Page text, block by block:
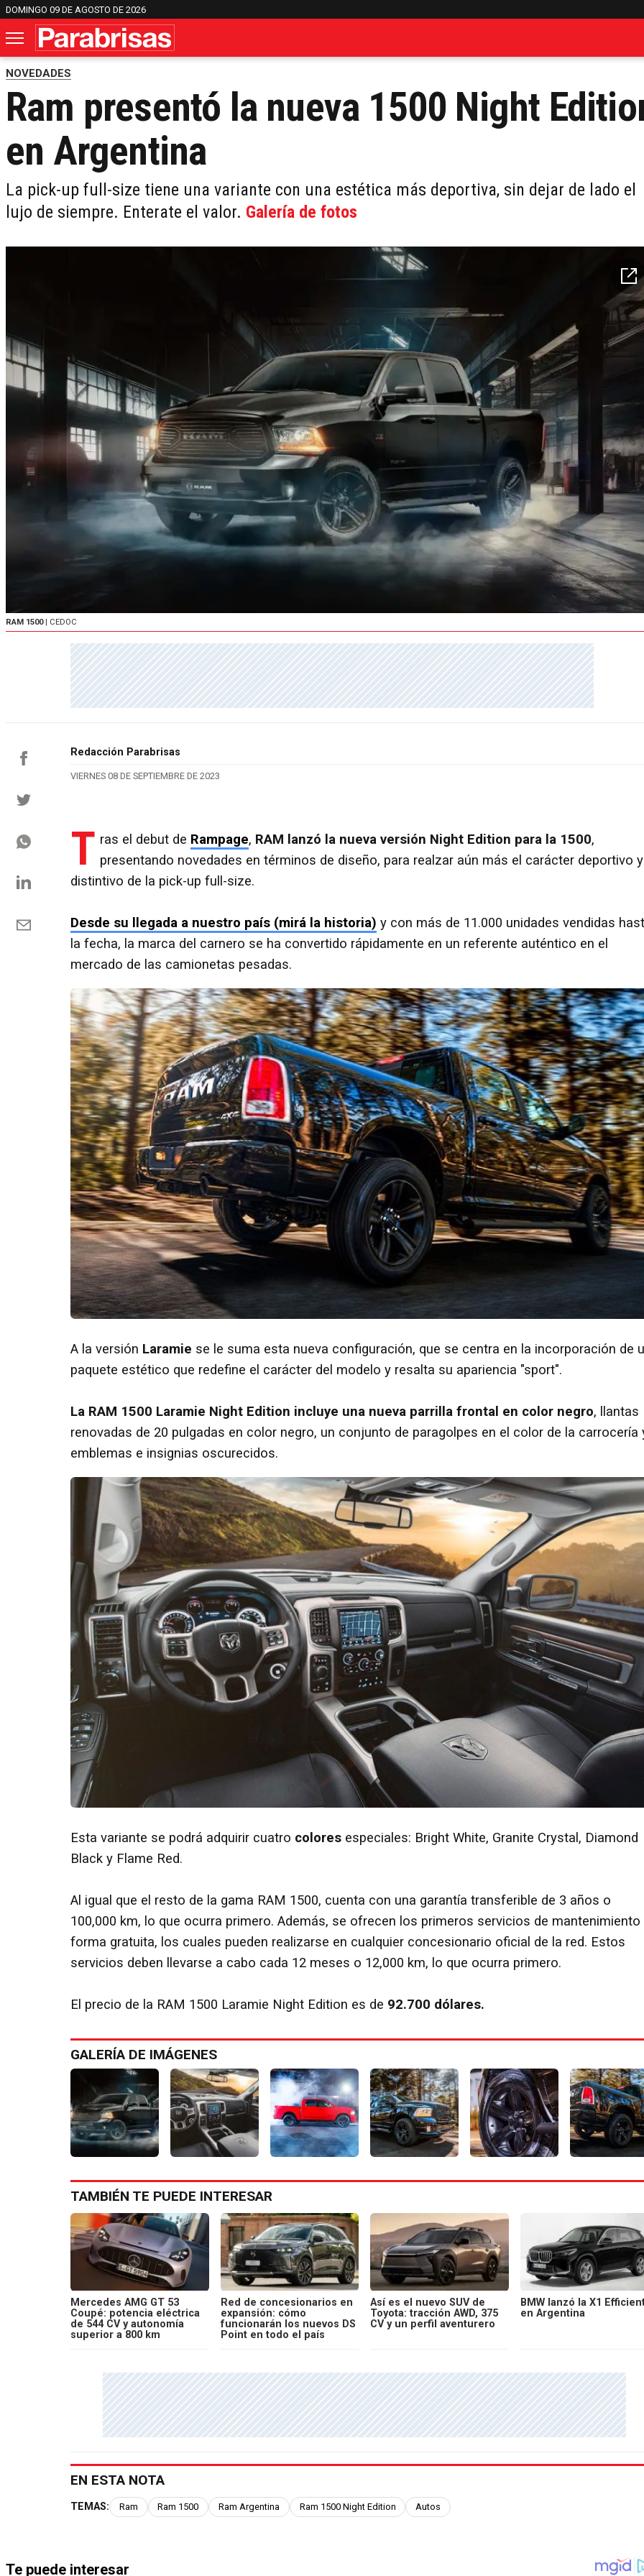
DOMINGO 09 DE AGOSTO DE 2026
NOVEDADES
Ram presentó la nueva 1500 Night
en Argentina
La pick-up full-size tiene una variante con una estética más deportiva, sin dejar de lado el
lujo de siempre. Enterate el valor. Galería de fotos
RAM 1500| CEDOC
Redacción Parabrisas
VIERNES 08 DE SEPTIEMBRE DE 2023
T ras el debut de Rampage, RAM lanzó la nueva versión Night Edition para la 1500,
presentando novedades en términos de diseño, para realzar aún más el carácter deportivo y
distintivo de la pick-up full-size.
Desde su llegada a nuestro país (mirá la historia) y con más de 11.000 unidades vendidas
la fecha, la marca del carnero se ha convertido rápidamente en un referente auténtico en el
mercado de las camionetas pesadas.
A la versión Laramie se le suma esta nueva configuración, que se centra en la incorporación de
paquete estético que redefine el carácter del modelo y resalta su apariencia "sport".
La RAM 1500 Laramie Night Edition incluye una nueva parrilla frontal en color negro, llantas
renovadas de 20 pulgadas en color negro, un conjunto de paragolpes en el color de la carrocería
emblemas e insignias oscurecidos.
Esta variante se podrá adquirir cuatro colores especiales: Bright White, Granite Crystal, Diamond
Black y Flame Red.
Al igual que el resto de la gama RAM 1500, cuenta con una garantía transferible de 3 años o
100,000 km, lo que ocurra primero. Además, se ofrecen los primeros servicios de mantenimiento
forma gratuita, los cuales pueden realizarse en cualquier concesionario oficial de la red. Estos
servicios deben llevarse a cabo cada 12 meses o 12,000 km, lo que ocurra primero.
El precio de la RAM 1500 Laramie Night Edition es de 92.700 dólares.
GALERÍA DE IMÁGENES
TAMBIÉN TE PUEDE INTERESAR
Mercedes AMG GT 53
Coupé: potencia eléctrica
de 544 CV y autonomía
superior a 800 km
Red de concesionarios en
expansión: cómo
funcionarán los nuevos DS
Point en todo el país
Así es el nuevo SUV de
Toyota: tracción AWD, 375
CV y un perfil aventurero
BMW lanzó la X1
en Argentina
EN ESTA NOTA
TEMAS: Ram Ram 1500 Ram Argentina Ram 1500 Night Edition Autos